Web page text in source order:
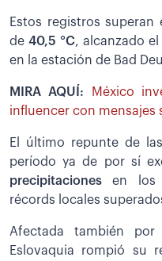
Estos registros superan
de 40,5 °C, alcanzado el
en la estación de Bad
MIRA AQUÍ: México
influencer con mensajes
El último repunte de
período ya de por sí
precipitacionesen los
récords locales
Afectada también
Eslovaquia rompió su